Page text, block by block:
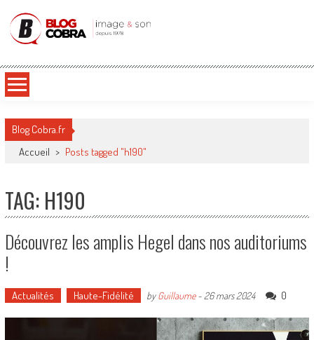
Blog Cobra
Blog Cobra.fr
Accueil > Posts tagged "h190"
TAG: H190
Découvrez les amplis Hegel dans nos auditoriums
!
Actualités Haute-Fidélité byGuillaume- 26 mars 2024 0